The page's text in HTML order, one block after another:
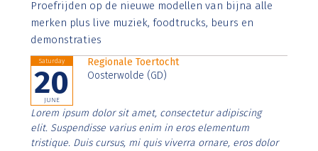
Aenean faucibus nibh et justo cursus id rutrum lorem
imperdiet. Nunc ut sem vitae risus tristique posuere.
Proefrijden op de nieuwe modellen van bijna alle
merken plus live muziek, foodtrucks, beurs en
demonstraties
Saturday
20
JUNE
Regionale Toertocht
Oosterwolde (GD)
Lorem ipsum dolor sit amet, consectetur adipiscing
elit. Suspendisse varius enim in eros elementum
tristique. Duis cursus, mi quis viverra ornare, eros dolor